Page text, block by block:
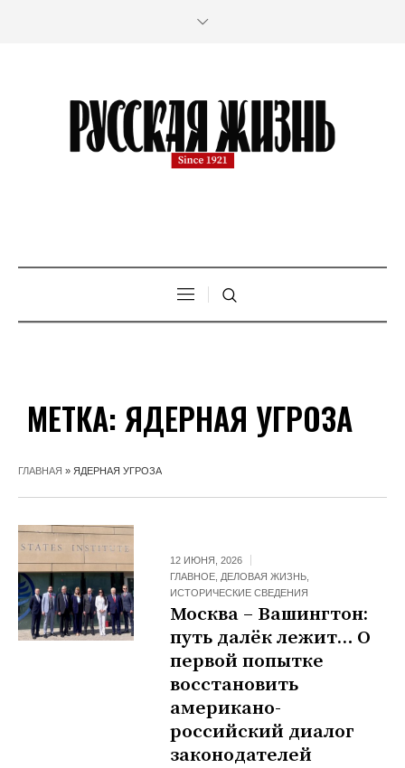
МЕТКА: ЯДЕРНАЯ УГРОЗА
ГЛАВНАЯ » ЯДЕРНАЯ УГРОЗА
12 ИЮНЯ, 2026
ГЛАВНОЕ ДЕЛОВАЯ ЖИЗНЬ
ИСТОРИЧЕСКИЕ СВЕДЕНИЯ
Москва – Вашингтон:
путь далёк лежит… О
первой попытке
восстановить
американо-
российский диалог
законодателей